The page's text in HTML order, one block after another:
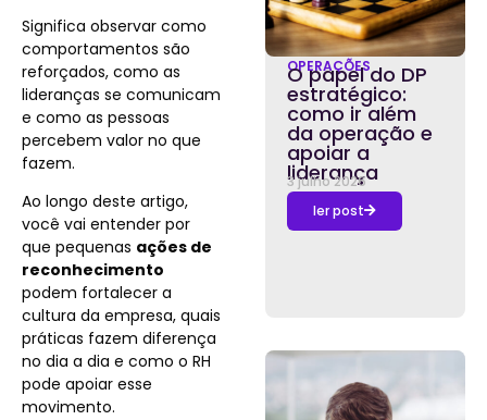
Significa observar como
comportamentos são
reforçados, como as
lideranças se comunicam
e como as pessoas
percebem valor no que
fazem.
Ao longo deste artigo,
você vai entender por
que pequenas ações de
reconhecimento
podem fortalecer a
cultura da empresa, quais
práticas fazem diferença
no dia a dia e como o RH
pode apoiar esse
movimento.
OPERAÇÕES
O papel do DP
estratégico:
como ir além
da operação e
apoiar a
liderança
3 julho 2026
ler post